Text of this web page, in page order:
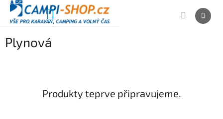
Přejít
obsah
NÁKUPNÍ
Plynová
Produkty teprve připravujeme.